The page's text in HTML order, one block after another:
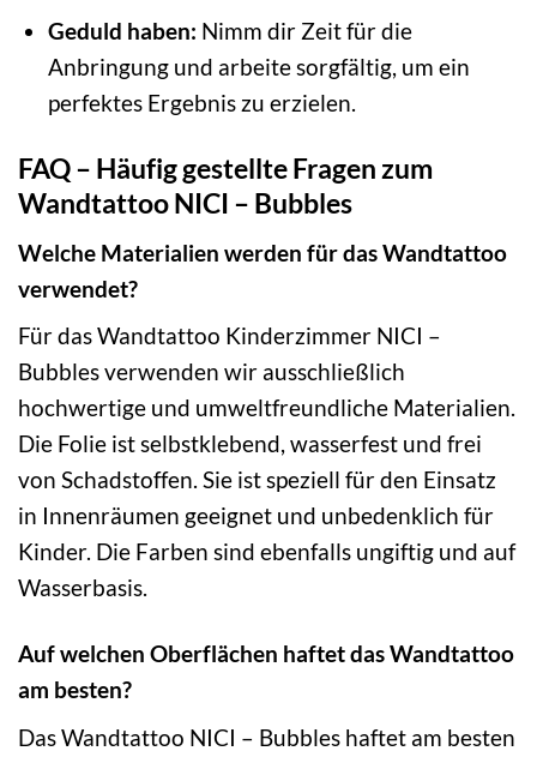
Geduld haben: Nimm dir Zeit für die
Anbringung und arbeite sorgfältig, um ein
perfektes Ergebnis zu erzielen.
FAQ – Häufig gestellte Fragen zum
Wandtattoo NICI – Bubbles
Welche Materialien werden für das Wandtattoo
verwendet?
Für das Wandtattoo Kinderzimmer NICI –
Bubbles verwenden wir ausschließlich
hochwertige und umweltfreundliche Materialien.
Die Folie ist selbstklebend, wasserfest und frei
von Schadstoffen. Sie ist speziell für den Einsatz
in Innenräumen geeignet und unbedenklich für
Kinder. Die Farben sind ebenfalls ungiftig und auf
Wasserbasis.
Auf welchen Oberflächen haftet das Wandtattoo
am besten?
Das Wandtattoo NICI – Bubbles haftet am besten